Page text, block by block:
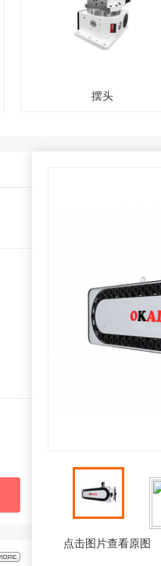
点击图片查看原图